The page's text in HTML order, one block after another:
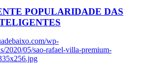
POPULARIDADE DAS
wp-
2020/05/sao-rafael-villa-premium-